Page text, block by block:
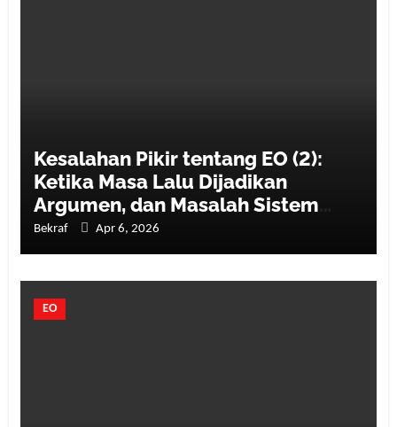
Kesalahan Pikir tentang EO (2):
Ketika Masa Lalu Dijadikan
Argumen, dan Masalah Sistem
Disederhanakan
Bekraf Apr 6, 2026
EO